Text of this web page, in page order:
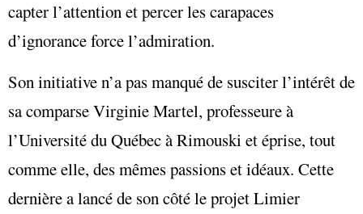
capter l’attention et percer les carapaces
d’ignorance force l’admiration.
Son initiative n’a pas manqué de susciter l’intérêt de
sa comparse Virginie Martel, professeure à
l’Université du Québec à Rimouski et éprise, tout
comme elle, des mêmes passions et idéaux. Cette
dernière a lancé de son côté le projet Limier